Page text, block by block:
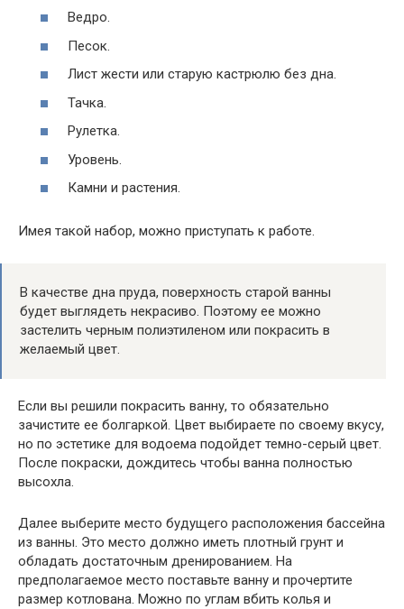
Ведро.
Песок.
Лист жести или старую кастрюлю без дна.
Тачка.
Рулетка.
Уровень.
Камни и растения.
Имея такой набор, можно приступать к работе.
В качестве дна пруда, поверхность старой ванны
будет выглядеть некрасиво. Поэтому ее можно
застелить черным полиэтиленом или покрасить в
желаемый цвет.
Если вы решили покрасить ванну, то обязательно
зачистите ее болгаркой. Цвет выбираете по своему вкусу,
но по эстетике для водоема подойдет темно-серый цвет.
После покраски, дождитесь чтобы ванна полностью
высохла.
Далее выберите место будущего расположения бассейна
из ванны. Это место должно иметь плотный грунт и
обладать достаточным дренированием. На
предполагаемое место поставьте ванну и прочертите
размер котлована. Можно по углам вбить колья и